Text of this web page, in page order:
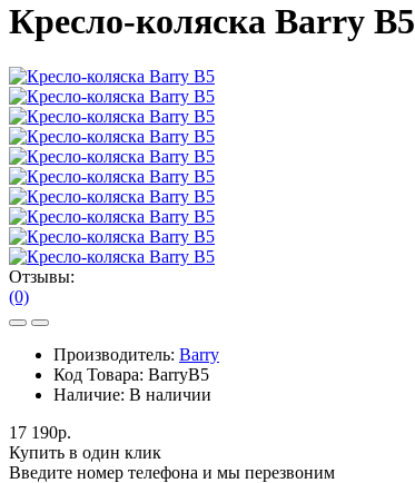
Кресло-коляска Barry B5
Отзывы:
(0)
Производитель: Barry
Код Товара: BarryB5
Наличие: В наличии
17 190р.
Купить в один клик
Введите номер телефона и мы перезвоним